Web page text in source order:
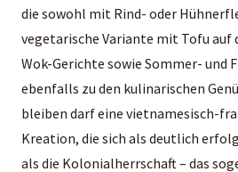
die sowohl mit Rind- oder
vegetarische Variante mit Tofu auf
Wok-Gerichte sowie Sommer- und
ebenfalls zu den kulinarischen
bleiben darf eine vietnamesisch-
Kreation, die sich als deutlich
als die Kolonialherrschaft – das